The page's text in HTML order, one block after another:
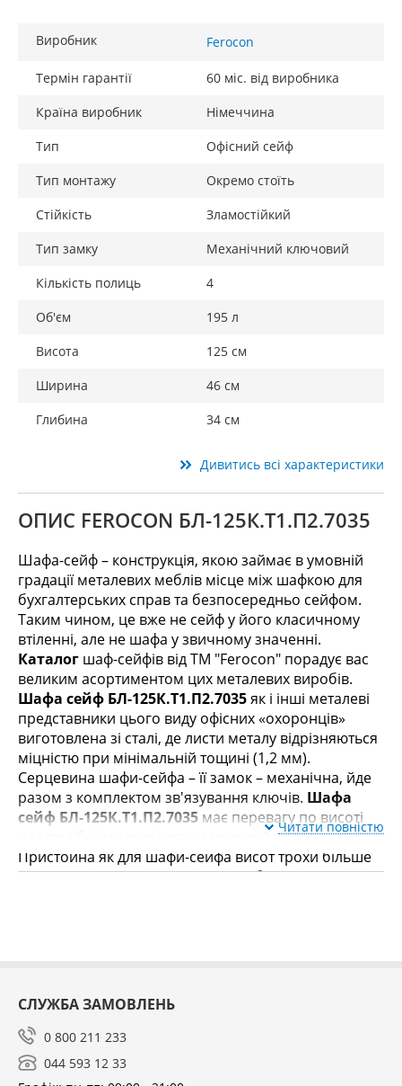
Виробник Ferocon
Термін гарантії
60 міс. від виробника
Країна виробник
Німеччина
Тип
Офісний сейф
Тип монтажу
Окремо стоїть
Стійкість
Зламостійкий
Тип замку
Механічний ключовий
Кількість полиць
4
Об'єм
195 л
Висота
125 см
Ширина
46 см
Глибина
34 см
Дивитись всі характеристики
ОПИС FEROCON БЛ-125К.Т1.П2.7035
Шафа-сейф – конструкція, якою займає в умовній
градації металевих меблів місце між шафкою для
бухгалтерських справ та безпосередньо сейфом.
Таким чином, це вже не сейф у його класичному
втіленні, але не шафа у звичному значенні.
Каталог шаф-сейфів від ТМ "Ferocon" порадує вас
великим асортиментом цих металевих виробів.
Шафа сейф БЛ-125К.Т1.П2.7035як і інші металеві
представники цього виду офісних «охоронців»
виготовлена ​​зі сталі, де листи металу відрізняються
міцністю при мінімальній тощині (1,2 мм).
Серцевина шафи-сейфа – її замок – механічна, йде
разом з комплектом зв'язування ключів. Шафа
сейф БЛ-125К.Т1.П2.7035 має перевагу по висоті
над подібними варіантами моделей цього класу.
Пристойна як для шафи-сейфа висот трохи більше
1,2 м дозволяє вмістити як великі бухгалтерські
сейфа (його ще називають трейзер) дасть
можливість найзначніші за цінністю предмети
забезпечити подвійним захистом.
Читати повністю
СЛУЖБА ЗАМОВЛЕНЬ
0 800 211 233
044 593 12 33